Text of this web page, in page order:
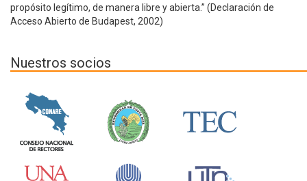
propósito legítimo, de manera libre y abierta.” (Declaración de
Acceso Abierto de Budapest, 2002)
Nuestros socios